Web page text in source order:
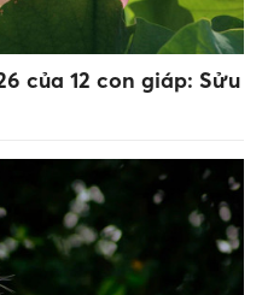
của 12 con giáp: Sửu